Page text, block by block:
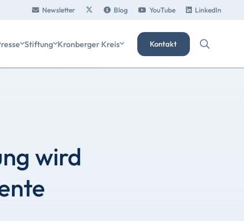
Newsletter Blog YouTube LinkedIn
Stiftung Kronberger Kreis Kontakt
wird